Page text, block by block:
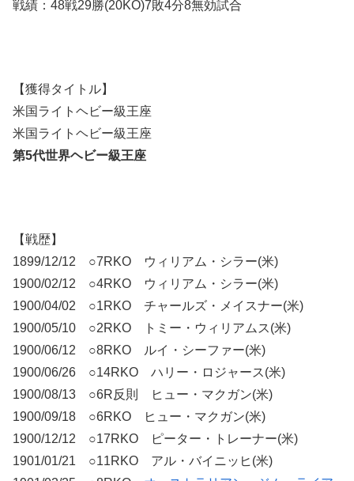
戦績：48戦29勝(20KO)7敗4分8無効試合
【獲得タイトル】
米国ライトヘビー級王座
米国ライトヘビー級王座
第5代世界ヘビー級王座
【戦歴】
1899/12/12 ○7RKO ウィリアム・シラー(米)
1900/02/12 ○4RKO ウィリアム・シラー(米)
1900/04/02 ○1RKO チャールズ・メイスナー(米)
1900/05/10 ○2RKO トミー・ウィリアムス(米)
1900/06/12 ○8RKO ルイ・シーファー(米)
1900/06/26 ○14RKO ハリー・ロジャース(米)
1900/08/13 ○6R反則 ヒュー・マクガン(米)
1900/09/18 ○6RKO ヒュー・マクガン(米)
1900/12/12 ○17RKO ピーター・トレーナー(米)
1901/01/21 ○11RKO アル・バイニッヒ(米)